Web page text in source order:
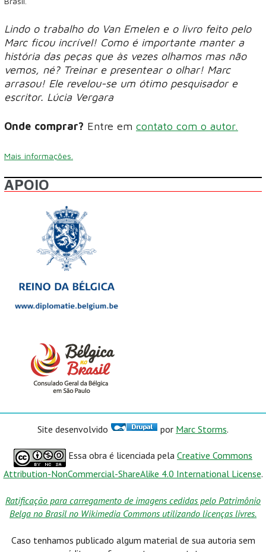
Lindo o trabalho do Van Emelen e o livro feito pelo
Marc ficou incrível! Como é importante manter a
história das peças que às vezes olhamos mas não
vemos, né? Treinar e presentear o olhar! Marc
arrasou! Ele revelou-se um ótimo pesquisador e
escritor. Lúcia Vergara
Onde comprar? Entre em contato com o autor.
Mais informações.
APOIO
Site desenvolvido por Marc Storms.
Essa obra é licenciada pela Creative Commons
Attribution-NonCommercial-ShareAlike 4.0 International License.
Ratificação para carregamento de imagens cedidas pelo Patrimônio
Belga no Brasil no Wikimedia Commons utilizando licenças livres.
Caso tenhamos publicado algum material de sua autoria sem